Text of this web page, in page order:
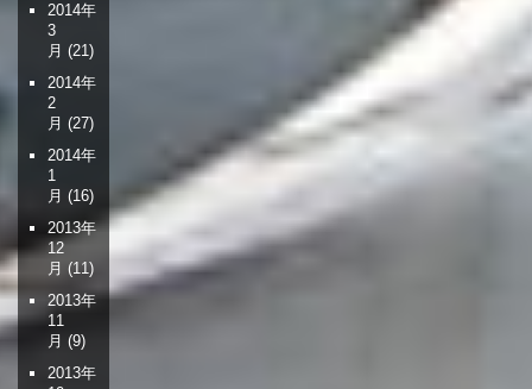
2014年
3
月 (21)
2014年
2
月 (27)
2014年
1
月 (16)
2013年
12
月 (11)
2013年
11
月 (9)
2013年